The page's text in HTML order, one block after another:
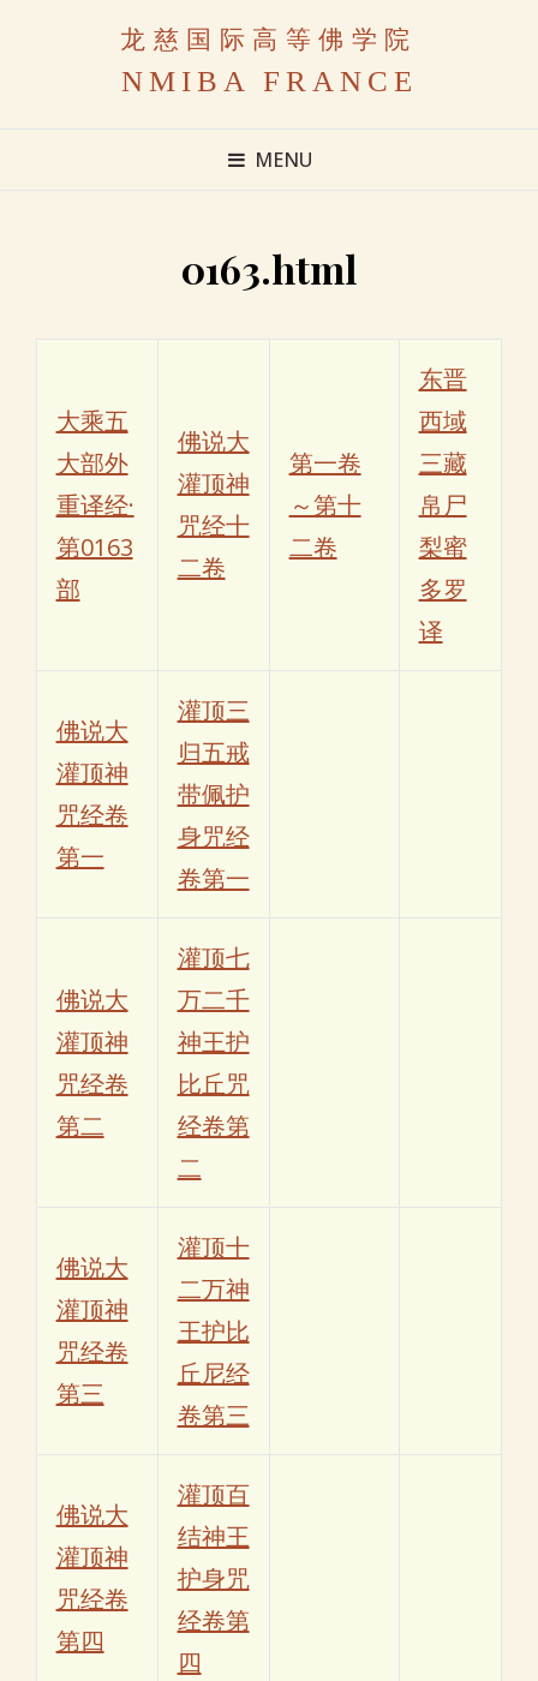
龙慈国际高等佛学院
NMIBA FRANCE
MENU
0163.html
大乘五
大部外
重译经·
第0163
部
佛说大
灌顶神
咒经十
二卷
第一卷
～第十
二卷
东晋
西域
三藏
帛尸
梨蜜
多罗
译
佛说大
灌顶神
咒经卷
第一
灌顶三
归五戒
带佩护
身咒经
卷第一
佛说大
灌顶神
咒经卷
第二
灌顶七
万二千
神王护
比丘咒
经卷第
二
佛说大
灌顶神
咒经卷
第三
灌顶十
二万神
王护比
丘尼经
卷第三
佛说大
灌顶神
咒经卷
第四
灌顶百
结神王
护身咒
经卷第
四